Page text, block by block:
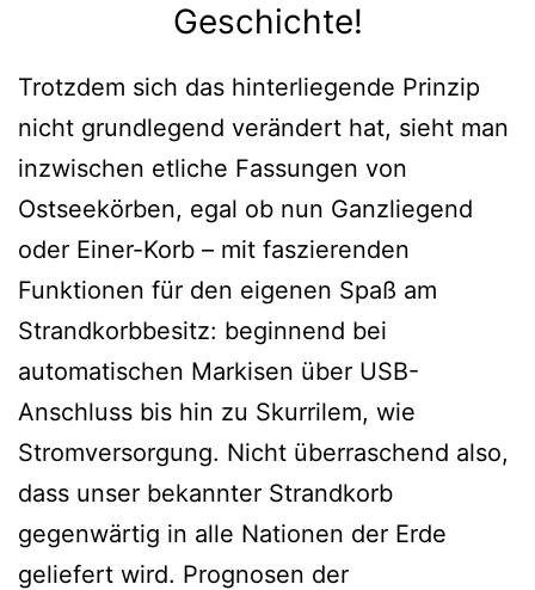
Geschichte!
Trotzdem sich das hinterliegende Prinzip
nicht grundlegend verändert hat, sieht man
inzwischen etliche Fassungen von
Ostseekörben, egal ob nun Ganzliegend
oder Einer-Korb – mit faszierenden
Funktionen für den eigenen Spaß am
Strandkorbbesitz: beginnend bei
automatischen Markisen über USB-
Anschluss bis hin zu Skurrilem, wie
Stromversorgung. Nicht überraschend also,
dass unser bekannter Strandkorb
gegenwärtig in alle Nationen der Erde
geliefert wird. Prognosen der